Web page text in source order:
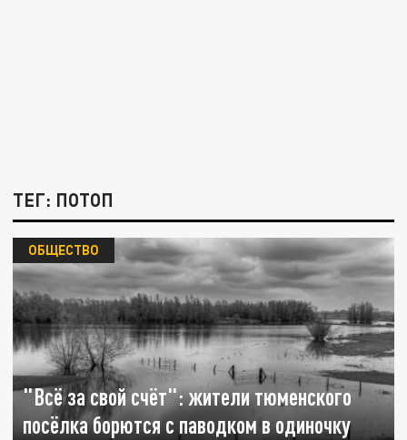
ТЕГ: ПОТОП
"Всё за свой счёт": жители тюменского
посёлка борются с паводком в одиночку
ОБЩЕСТВО